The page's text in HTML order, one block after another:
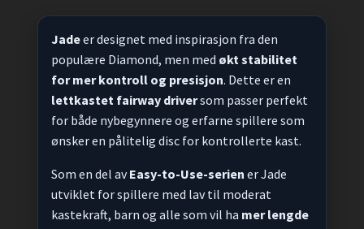
Jadeer designet med inspirasjon fra den
populære Diamond, men med økt stabilitet
for mer kontroll og presisjon. Dette er en
lettkastet fairway driversom passer perfekt
for både nybegynnere og erfarne spillere som
ønsker en pålitelig disc for kontrollerte kast.
Som en del avEasy-to-Use-serien er Jade
utviklet for spillere med lav til moderat
kastekraft, barn og alle som vil ha mer lengde